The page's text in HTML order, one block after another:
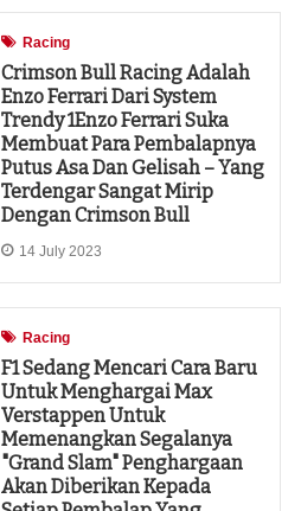
Racing
Crimson Bull Racing Adalah
Enzo Ferrari Dari System
Trendy 1Enzo Ferrari Suka
Membuat Para Pembalapnya
Putus Asa Dan Gelisah – Yang
Terdengar Sangat Mirip
Dengan Crimson Bull
14 July 2023
Racing
F1 Sedang Mencari Cara Baru
Untuk Menghargai Max
Verstappen Untuk
Memenangkan Segalanya
"grand Slam" Penghargaan
Akan Diberikan Kepada